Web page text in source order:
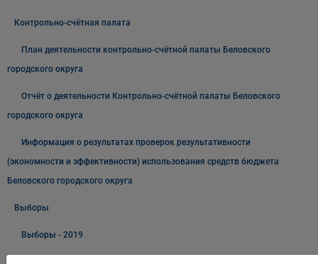
Контрольно-счётная палата
План деятельности контрольно-счётной палаты Беловского
городского округа
Отчёт о деятельности Контрольно-счётной палаты Беловского
городского округа
Информация о результатах проверок результативности
(экономности и эффективности) использования средств бюджета
Беловского городского округа
Выборы
Выборы - 2019